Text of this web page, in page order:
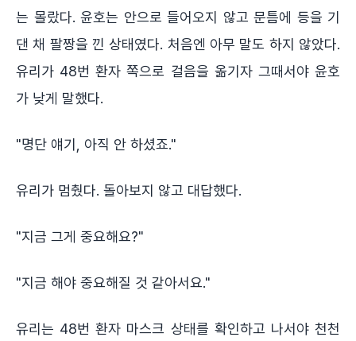
는 몰랐다. 윤호는 안으로 들어오지 않고 문틈에 등을 기
댄 채 팔짱을 낀 상태였다. 처음엔 아무 말도 하지 않았다.
유리가 48번 환자 쪽으로 걸음을 옮기자 그때서야 윤호
가 낮게 말했다.
"명단 얘기, 아직 안 하셨죠."
유리가 멈췄다. 돌아보지 않고 대답했다.
"지금 그게 중요해요?"
"지금 해야 중요해질 것 같아서요."
유리는 48번 환자 마스크 상태를 확인하고 나서야 천천